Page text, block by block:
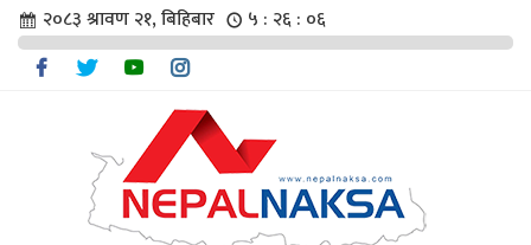
२०८३ श्रावण २१, बिहिबार ५ : २६ : ०७